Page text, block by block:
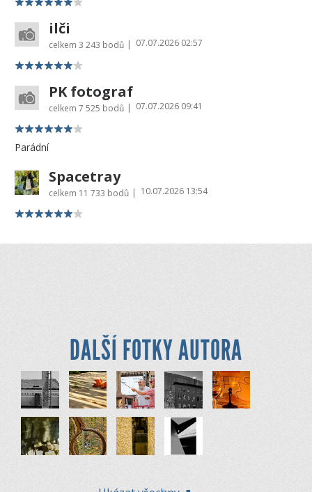
ilči
celkem 3 243 bodů | 07.07.2026 02:57
PK fotograf
celkem 7 525 bodů | 07.07.2026 09:41
Parádní
Spacetray
celkem 11 733 bodů | 10.07.2026 13:54
DALŠÍ FOTKY AUTORA